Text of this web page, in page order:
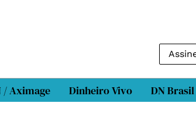
/ Aximage Dinheiro Vivo DN Brasil